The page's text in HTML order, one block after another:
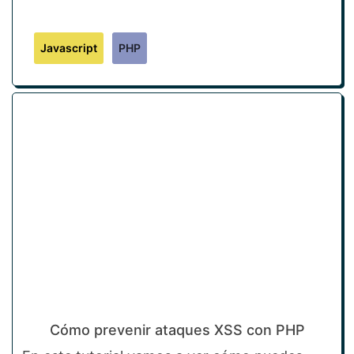
Javascript PHP
Cómo prevenir ataques XSS con PHP